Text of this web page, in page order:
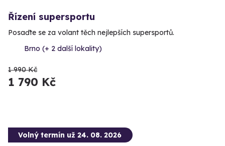
Řízení supersportu
Posaďte se za volant těch nejlepších supersportů.
Brno (+ 2 další lokality)
1 990 Kč
1 790 Kč
Volný termín už 24. 08. 2026